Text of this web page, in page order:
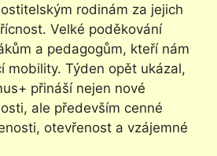
rodinám za jejich
Velké poděkování
a pedagogům, kteří nám
mobility. Týden opět ukázal,
přináší nejen nové
ale především cenné
otevřenost a vzájemné